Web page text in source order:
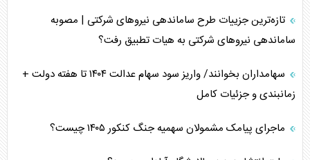
تازه‌ترین جزییات طرح ساماندهی نیرو‌های شرکتی | مصوبه
ساماندهی نیرو‌های شرکتی به هیات تطبیق رفت؟
سهامداران بخوانند/ واریز سود سهام عدالت ۱۴۰۴ تا هفته دولت +
زمانبندی و جزئیات کامل
ماجرای پیامک مشمولان سهمیه جنگ کنکور ۱۴۰۵ چیست؟